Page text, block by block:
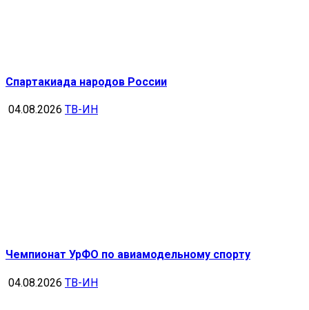
Спартакиада народов России
04.08.2026 ТВ-ИН
Чемпионат УрФО по авиамодельному спорту
04.08.2026 ТВ-ИН